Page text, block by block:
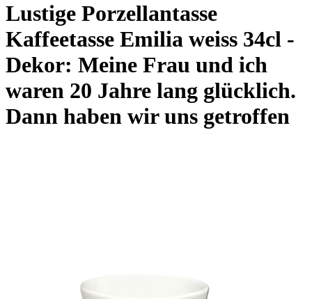
Lustige Porzellantasse
Kaffeetasse Emilia weiss 34cl -
Dekor: Meine Frau und ich
waren 20 Jahre lang glücklich.
Dann haben wir uns getroffen